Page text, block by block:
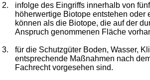
2.
infolge des Eingriffs innerhalb von
höherwertige Biotope entstehen oder
können als die Biotope, die auf der
Anspruch genommenen Fläche
3.
für die Schutzgüter Boden, Wasser,
entsprechende Maßnahmen nach
Fachrecht vorgesehen sind.